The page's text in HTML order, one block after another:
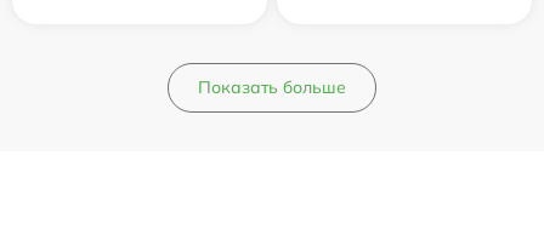
Показать больше